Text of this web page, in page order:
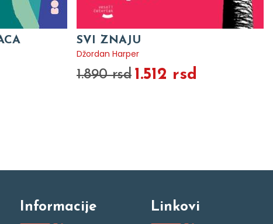
SVI ZNAJU
Džordan Harper
1.890 rsd 1.512 rsd
Informacije Linkovi